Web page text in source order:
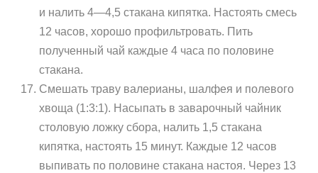
и налить 4—4,5 стакана кипятка. Настоять смесь
12 часов, хорошо профильтровать. Пить
полученный чай каждые 4 часа по половине
стакана.
Смешать траву валерианы, шалфея и полевого
хвоща (1:3:1). Насыпать в заварочный чайник
столовую ложку сбора, налить 1,5 стакана
кипятка, настоять 15 минут. Каждые 12 часов
выпивать по половине стакана настоя. Через 13